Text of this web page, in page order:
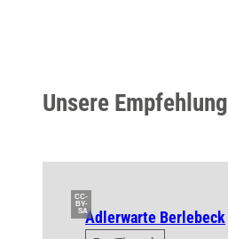
Unsere Empfehlung
CC-
BY-
SAAdlerwarte Berlebeck